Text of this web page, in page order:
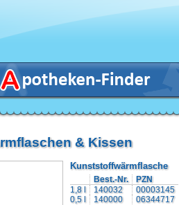
& Kissen
Kunststoffwärmflasche
Best.-Nr.
PZN
1,8 l
140032
00003145
0,5 l
140000 06344717